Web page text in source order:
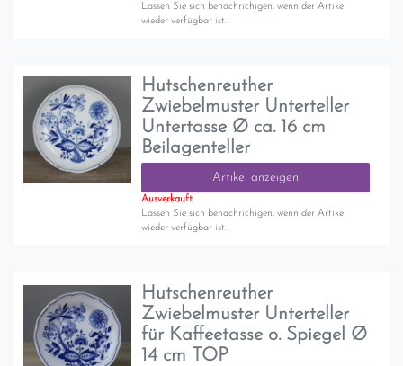
Lassen Sie sich benachrichigen, wenn der Artikel
wieder verfügbar ist.
Hutschenreuther
Zwiebelmuster Unterteller
Untertasse Ø ca. 16 cm
Beilagenteller
Artikel anzeigen
Ausverkauft
Lassen Sie sich benachrichigen, wenn der Artikel
wieder verfügbar ist.
Hutschenreuther
Zwiebelmuster Unterteller
für Kaffeetasse o. Spiegel Ø
14 cm TOP